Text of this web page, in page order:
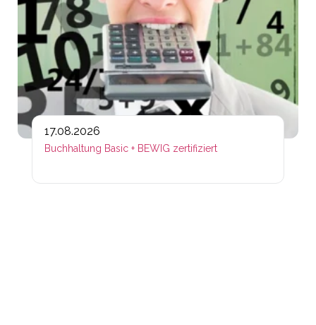
17.08.2026
Buchhaltung Basic + BEWIG zertifiziert